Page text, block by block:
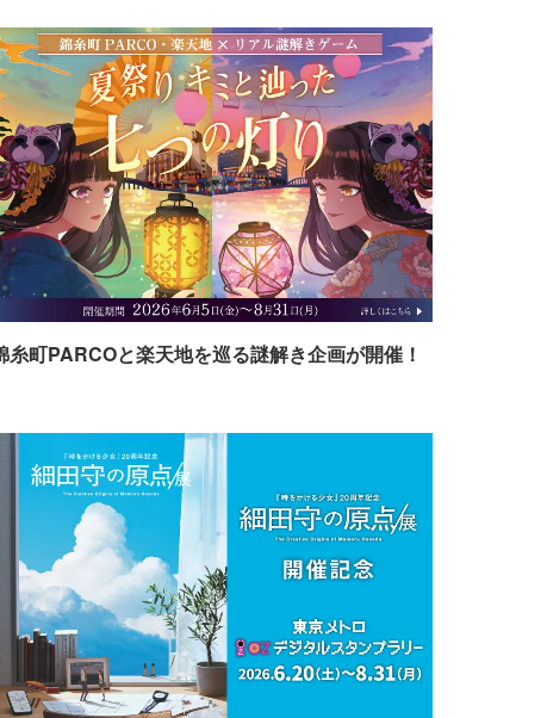
糸町PARCOと楽天地を巡る謎解き企画が開催！